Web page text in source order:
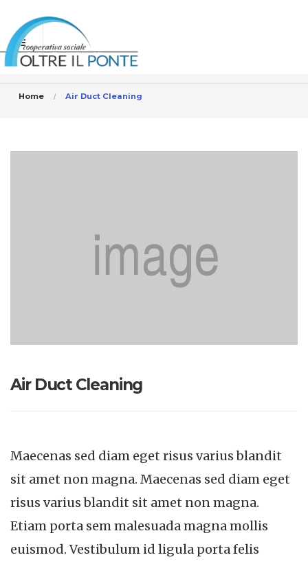
Home Air Duct Cleaning
Air Duct Cleaning
Maecenas sed diam eget risus varius blandit
sit amet non magna. Maecenas sed diam eget
risus varius blandit sit amet non magna.
Etiam porta sem malesuada magna mollis
euismod. Vestibulum id ligula porta felis